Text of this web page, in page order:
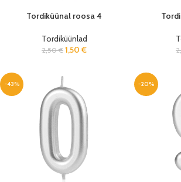
Tordiküünal roosa 4
Tordiküünlad
2,50€ 1,50 €
-43% -20%